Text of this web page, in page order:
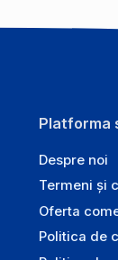
Platforma
Despre noi
Termeni și
Oferta
Politica de